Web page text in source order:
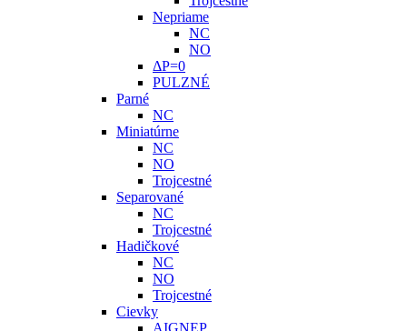
Nepriame
NC
NO
ΔP=0
PULZNÉ
Parné
NC
Miniatúrne
NC
NO
Trojcestné
Separované
NC
Trojcestné
Hadičkové
NC
NO
Trojcestné
Cievky
AIGNEP